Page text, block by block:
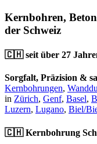
Kernbohren,
der Schweiz
🇨🇭 seit über 27
Sorgfalt, Präzision &
Kernbohrungen,
in Zürich, Genf, Basel,
Luzern, Lugano, Biel/
🇨🇭 Kernbohrung